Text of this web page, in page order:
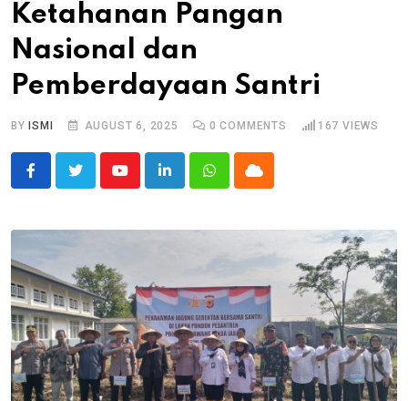
Ketahanan Pangan
Nasional dan
Pemberdayaan Santri
BY ISMI AUGUST 6, 2025 0 COMMENTS 167 VIEWS